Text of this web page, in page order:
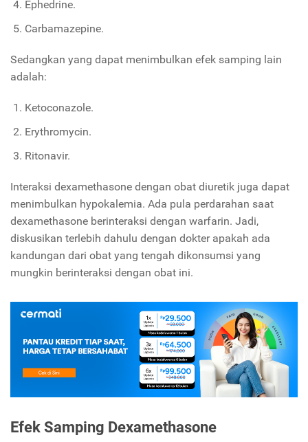
Ephedrine.
Carbamazepine.
Sedangkan yang dapat menimbulkan efek samping lain
adalah:
Ketoconazole.
Erythromycin.
Ritonavir.
Interaksi dexamethasone dengan obat diuretik juga dapat
menimbulkan hypokalemia. Ada pula perdarahan saat
dexamethasone berinteraksi dengan warfarin. Jadi,
diskusikan terlebih dahulu dengan dokter apakah ada
kandungan dari obat yang tengah dikonsumsi yang
mungkin berinteraksi dengan obat ini.
Efek Samping Dexamethasone